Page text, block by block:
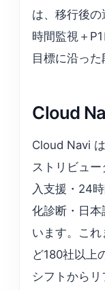
は、移行後
時間監視＋
目標に沿った
Cloud
Cloud Navi
ストリビュ
入支援・24
化診断・日
います。こ
ど180社以上
シフトから